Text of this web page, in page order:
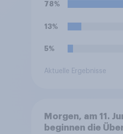
78%
13%
5%
Aktuelle Ergebnisse
Morgen, am 11.
beginnen die